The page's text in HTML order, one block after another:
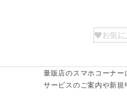
お気に
量販店のスマホコーナー
サービスのご案内や新